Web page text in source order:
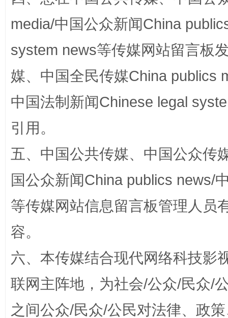
扯下公款旅游的“隐身衣” 如何以
media/中国公众新闻China
system news等传媒网站留言板
媒、中国全民传媒China publics
中国法制新闻Chinese legal
引用。
五、中国公共传媒、中国公众传
国公众新闻China publics news/
等传媒网站信息留言板管理人员
容。
六、本传媒结合现代网络科技影
联网主阵地，为社会/公众/民众/
之间公众/民众/公民对法律、政